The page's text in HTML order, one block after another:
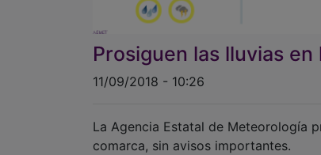
Prosiguen las lluvias
11/09/2018 - 10:26
La Agencia Estatal de Meteorología
comarca, sin avisos importantes.